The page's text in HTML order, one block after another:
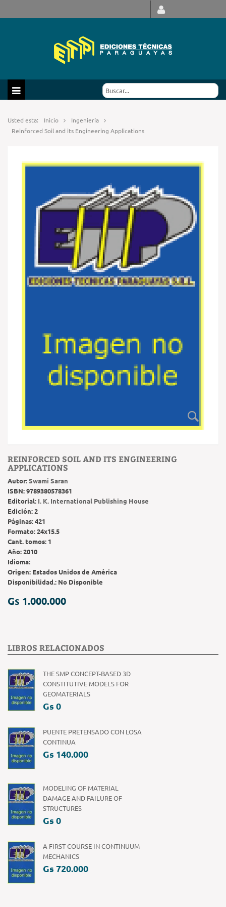
Usted esta: Inicio
Ingeniería
Reinforced Soil and its Engineering Applications
REINFORCED SOIL AND ITS ENGINEERING
APPLICATIONS
Autor:Swami Saran
ISBN:9789380578361
Editorial: I. K. International Publishing House
Edición:2
Páginas:421
Formato:24x15.5
Cant. tomos: 1
Año:2010
Idioma:
Origen: Estados Unidos de América
Disponibilidad.: No Disponible
Gs 1.000.000
LIBROS RELACIONADOS
THE SMP CONCEPT-BASED 3D
CONSTITUTIVE MODELS FOR
GEOMATERIALS
Gs 0
PUENTE PRETENSADO CON LOSA
CONTINUA
Gs 140.000
MODELING OF MATERIAL
DAMAGE AND FAILURE OF
STRUCTURES
Gs 0
A FIRST COURSE IN CONTINUUM
MECHANICS
Gs 720.000